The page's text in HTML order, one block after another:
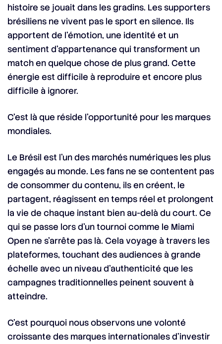
histoire se jouait dans les gradins. Les supporters
brésiliens ne vivent pas le sport en silence. Ils
apportent de l’émotion, une identité et un
sentiment d’appartenance qui transforment un
match en quelque chose de plus grand. Cette
énergie est difficile à reproduire et encore plus
difficile à ignorer.
C’est là que réside l’opportunité pour les marques
mondiales.
Le Brésil est l’un des marchés numériques les plus
engagés au monde. Les fans ne se contentent pas
de consommer du contenu, ils en créent, le
partagent, réagissent en temps réel et prolongent
la vie de chaque instant bien au-delà du court. Ce
qui se passe lors d’un tournoi comme le Miami
Open ne s’arrête pas là. Cela voyage à travers les
plateformes, touchant des audiences à grande
échelle avec un niveau d’authenticité que les
campagnes traditionnelles peinent souvent à
atteindre.
C’est pourquoi nous observons une volonté
croissante des marques internationales d’investir